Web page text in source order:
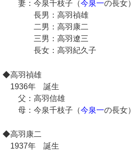
妻：今泉千枝子（今泉一の長女）
長男：高羽禎雄
二男：高羽康二
三男：高羽遼三
長女：高羽紀久子
◆高羽禎雄
1936年 誕生
父：高羽信雄
母：今泉千枝子（今泉一の長女）
◆高羽康二
1937年 誕生